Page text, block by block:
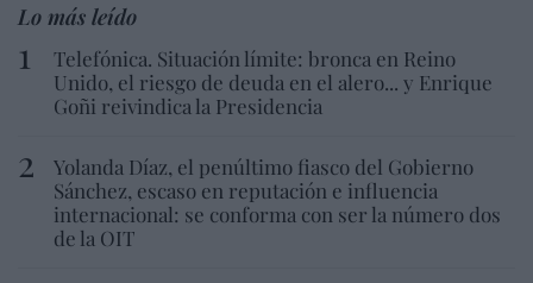
Lo más leído
Telefónica. Situación límite: bronca en Reino
Unido, el riesgo de deuda en el alero... y Enrique
Goñi reivindica la Presidencia
Yolanda Díaz, el penúltimo fiasco del Gobierno
Sánchez, escaso en reputación e influencia
internacional: se conforma con ser la número dos
de la OIT